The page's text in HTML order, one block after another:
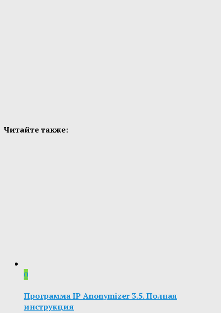
Читайте также:
0
Программа IP Anonymizer 3.5. Полная
инструкция